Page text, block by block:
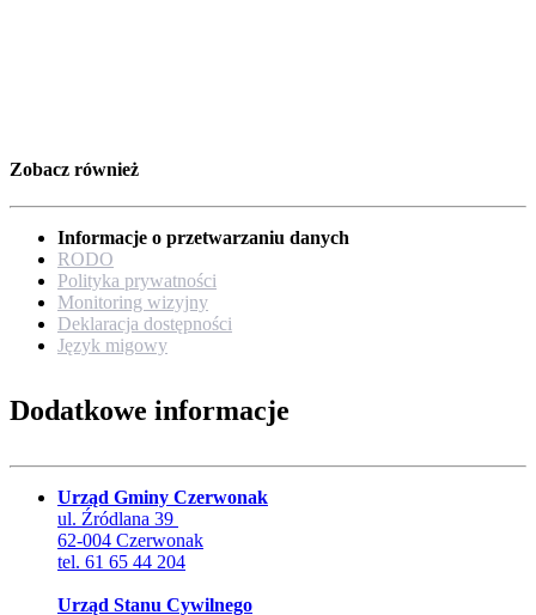
Zobacz również
Informacje o przetwarzaniu danych
RODO
Polityka prywatności
Monitoring wizyjny
Deklaracja dostępności
Język migowy
Dodatkowe informacje
Urząd Gminy Czerwonak
ul. Źródlana 39
62-004 Czerwonak
tel. 61 65 44 204
Urząd Stanu Cywilnego